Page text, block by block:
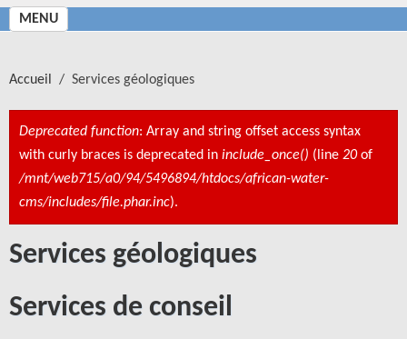
MENU
Accueil / Services géologiques
Message d'erreur
Deprecated function: Array and string offset access syntax
with curly braces is deprecated in include_once() (line 20of
/mnt/web715/a0/94/5496894/htdocs/african-water-
cms/includes/file.phar.inc).
Services géologiques
Services de conseil